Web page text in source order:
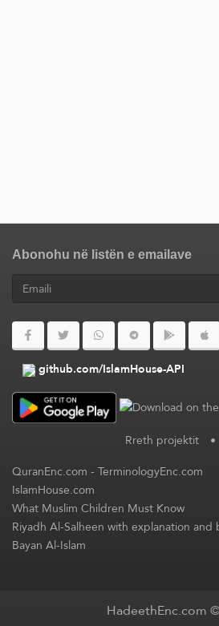
Abonohu në listën e emailave
github.com/IslamHouse-API
Rreth projektit •
QuranEnc.com-TerminologyEnc.com
IslamHouse.com
What Muslim Children Must Know
Riyadh Al-Salheen with explanation and
Bayan Al-Islam
HadeethEnc.com